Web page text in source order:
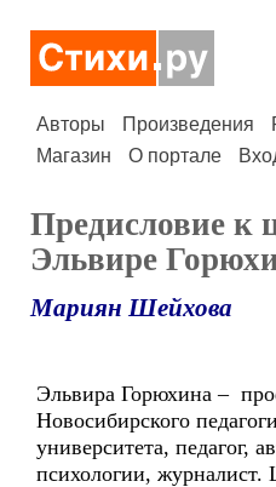
Авторы Произведения
Магазин
О портале
Предисловие к
Эльвире
Мариян Шейхова
Эльвира Горюхина –
Новосибирского
университета, педагог,
психологии,